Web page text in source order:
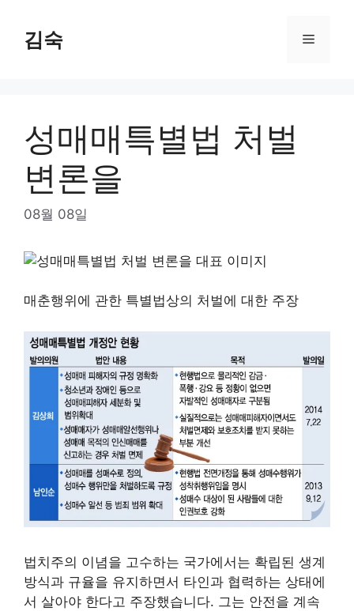
content
김숙 Menu
성매매특별법 처벌
변론을
08월 08일
매춘행위에 관한 특별법상의 처벌에 대한 주장
법치주의 이념을 고수하는 국가에서는 확립된 생계
방식과 규율을 유지하면서 타인과 협력하는 상태에
서 살아야 한다고 주장했습니다. 그는 안전을 계속